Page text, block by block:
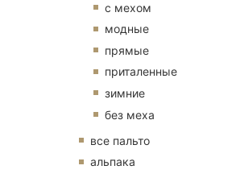
с мехом
модные
прямые
приталенные
зимние
без меха
все пальто
альпака